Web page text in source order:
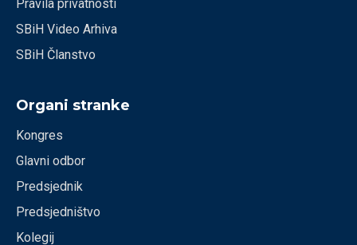
Pravila privatnosti
SBiH Video Arhiva
SBiH Članstvo
Organi stranke
Kongres
Glavni odbor
Predsjednik
Predsjedništvo
Kolegij